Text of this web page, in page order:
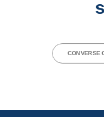
CONVERSE